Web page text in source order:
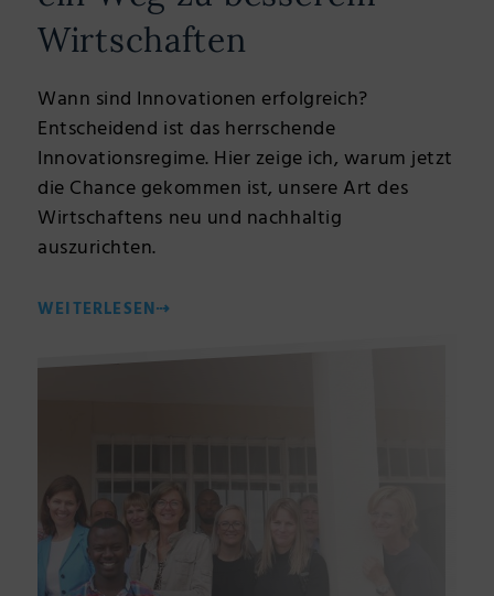
Wirtschaften
Wann sind Innovationen erfolgreich?
Entscheidend ist das herrschende
Innovationsregime. Hier zeige ich, warum jetzt
die Chance gekommen ist, unsere Art des
Wirtschaftens neu und nachhaltig
auszurichten.
WEITERLESEN⇢